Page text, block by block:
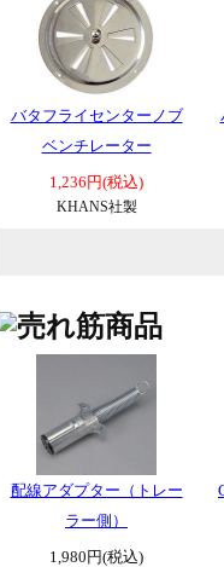
バタフライセンターノブ
ベンチレーター
1,236円(税込)
KHANS社製
配線アダプター（トレー
ラー側）
1,980円(税込)